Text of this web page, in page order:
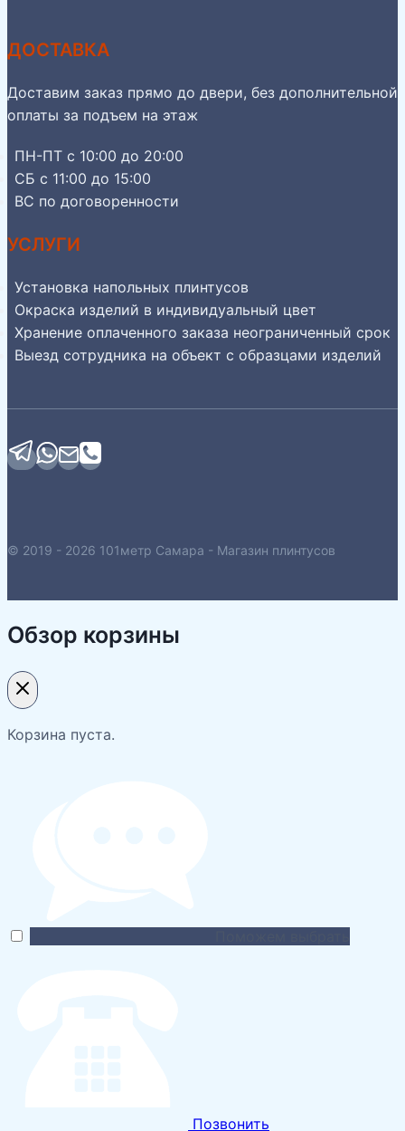
ДОСТАВКА
Доставим заказ прямо до двери, без дополнительной
оплаты за подъем на этаж
ПН-ПТ с 10:00 до 20:00
СБ с 11:00 до 15:00
ВС по договоренности
УСЛУГИ
Установка напольных плинтусов
Окраска изделий в индивидуальный цвет
Хранение оплаченного заказа неограниченный срок
Выезд сотрудника на объект с образцами изделий
© 2019 - 2026 101метр Самара - Магазин плинтусов
Обзор корзины
Корзина пуста.
Позвонить